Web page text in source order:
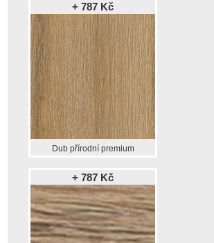
+ 787 Kč
Dub přírodní premium
+ 787 Kč